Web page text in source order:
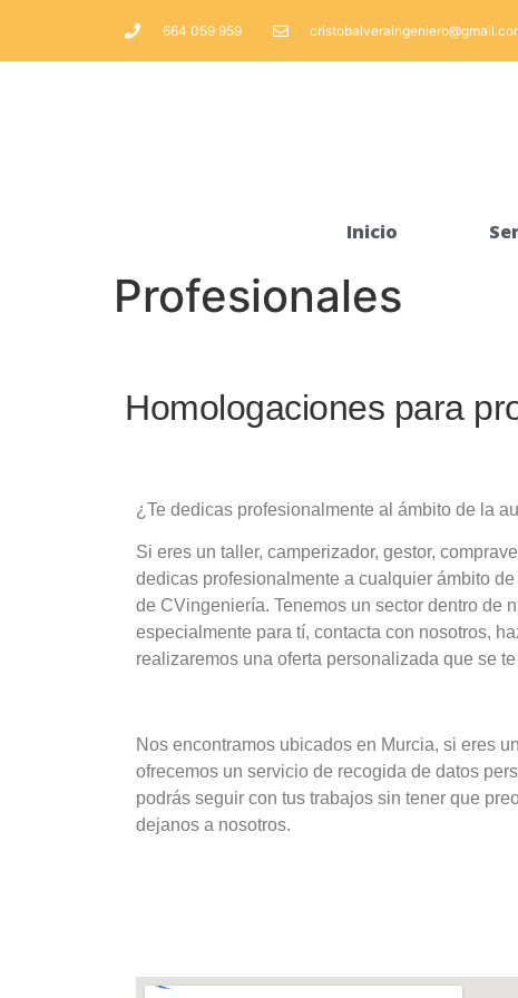
664 059 959
Inicio
Profesionales
Homologaciones para
¿Te dedicas profesionalmente al ámbito de la
Si eres un taller, camperizador, gestor,
dedicas profesionalmente a cualquier ámbito
de CVingeniería. Tenemos un sector dentro de
especialmente para tí, contacta con nosotros,
realizaremos una oferta personalizada que se
Nos encontramos ubicados en Murcia, si eres
ofrecemos un servicio de recogida de datos
podrás seguir con tus trabajos sin tener que
dejanos a nosotros.